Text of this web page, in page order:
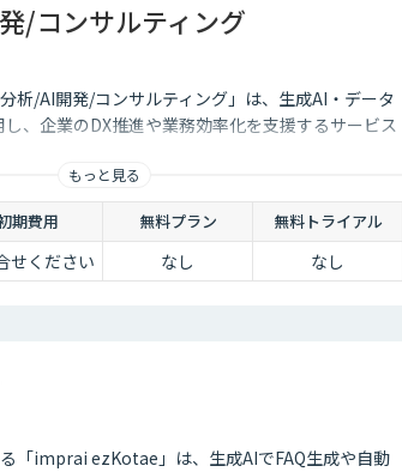
/コンサルティング
析/AI開発/コンサルティング」は、生成AI・データ
、企業のDX推進や業務効率化を支援するサービス
もっと見る
期費用 無料プラン 無料トライアル
せください なし なし
「imprai ezKotae」は、生成AIでFAQ生成や自動